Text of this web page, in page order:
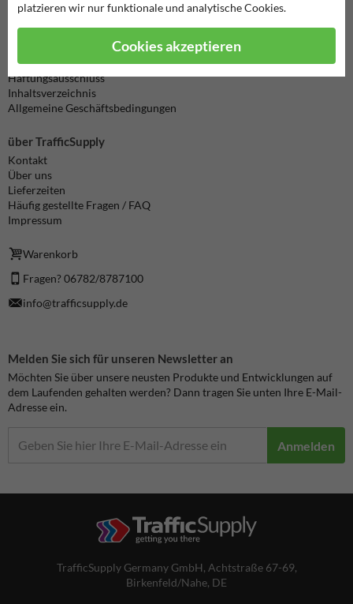
Informationen
Produkt zurücksenden
Cookie / Datenschutz
Haftungsausschluss
Inhaltsverzeichnis
Allgemeine Geschäftsbedingungen
über TrafficSupply
Kontakt
Über uns
Lieferzeiten
Häufig gestellte Fragen / FAQ
Impressum
Warenkorb
Fragen? 06782/8787100
info@trafficsupply.de
Melden Sie sich für unseren Newsletter an
Möchten Sie über unsere neusten Produkte und Entwicklungen auf
dem Laufenden gehalten werden? Dann tragen Sie unten Ihre E-Mail-
Adresse ein.
Anmelden
TrafficSupply Germany GmbH, Achtstraße 67-69,
Birkenfeld/Nahe, DE
platzieren wir nur funktionale und analytische Cookies.
Cookies akzeptieren